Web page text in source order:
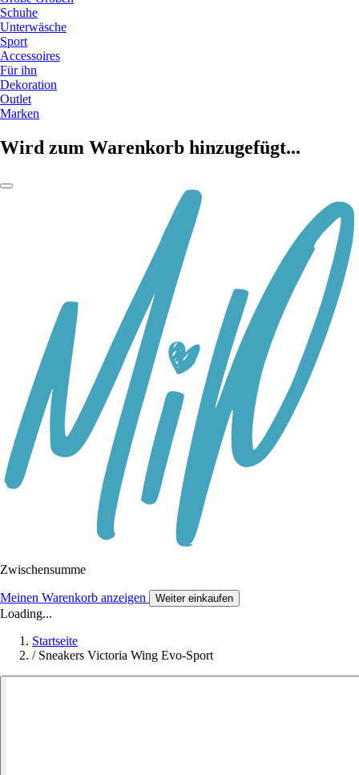
Schuhe
Unterwäsche
Sport
Accessoires
Für ihn
Dekoration
Outlet
Marken
Wird zum Warenkorb hinzugefügt...
Zwischensumme
Meinen Warenkorb anzeigen Weiter einkaufen
Loading...
Startseite
/ Sneakers Victoria Wing Evo-Sport